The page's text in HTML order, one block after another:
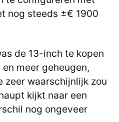
nog steeds ±€ 1900
de 13-inch te kopen
meer geheugen,
zeer waarschijnlijk zou
kijkt naar een
nog ongeveer